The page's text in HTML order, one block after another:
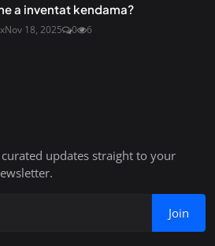
a inventat kendama?
Nov 18, 2025 0 6
updates straight to your
Join